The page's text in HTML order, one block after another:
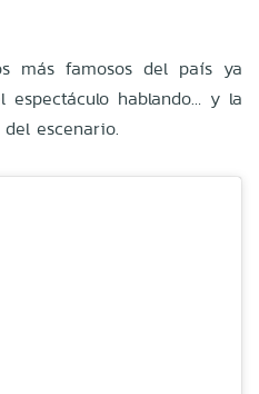
más famosos del país ya
hablando… y la
escenario.